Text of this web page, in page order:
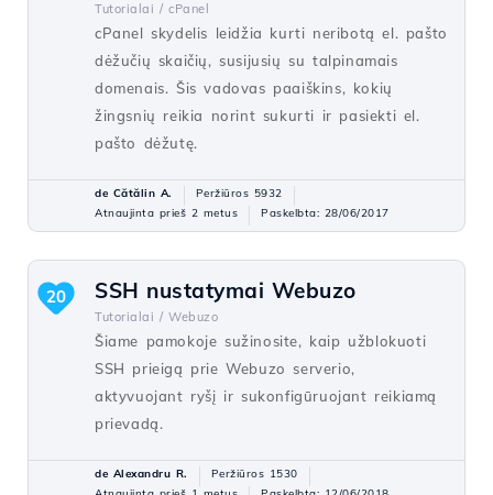
Tutorialai / cPanel
cPanel skydelis leidžia kurti neribotą el. pašto
dėžučių skaičių, susijusių su talpinamais
domenais. Šis vadovas paaiškins, kokių
žingsnių reikia norint sukurti ir pasiekti el.
pašto dėžutę.
de Cătălin A.
Peržiūros 5932
Atnaujinta prieš 2 metus
Paskelbta: 28/06/2017
SSH nustatymai Webuzo
Tutorialai / Webuzo
Šiame pamokoje sužinosite, kaip užblokuoti
SSH prieigą prie Webuzo serverio,
aktyvuojant ryšį ir sukonfigūruojant reikiamą
prievadą.
20
de Alexandru R.
Peržiūros 1530